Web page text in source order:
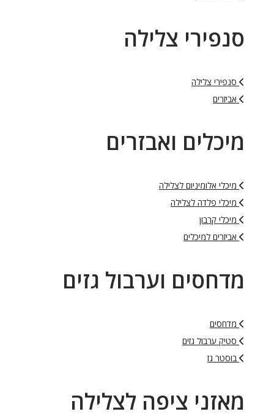
סנפירי צלילה
סנפירי צלילה
אביזרים
מיכלים ואבזרים
מיכלי אלומיניום לצלילה
מיכלי פלדה לצלילה
מיכלי קרבון
אביזרים למיכלים
מדחסים וערבול גזים
מדחסים
סטיק ערבול גזים
בוסטר גז
מאזני ציפה לצלילה